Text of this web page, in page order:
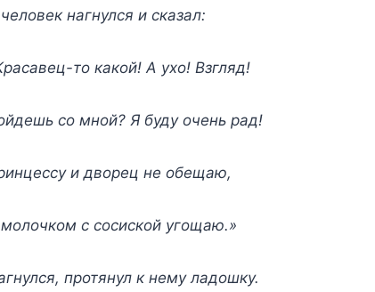
нагнулся и сказал:
то какой! А ухо! Взгляд!
со мной? Я буду очень рад!
и дворец не обещаю,
с сосиской угощаю.»
протянул к нему ладошку.